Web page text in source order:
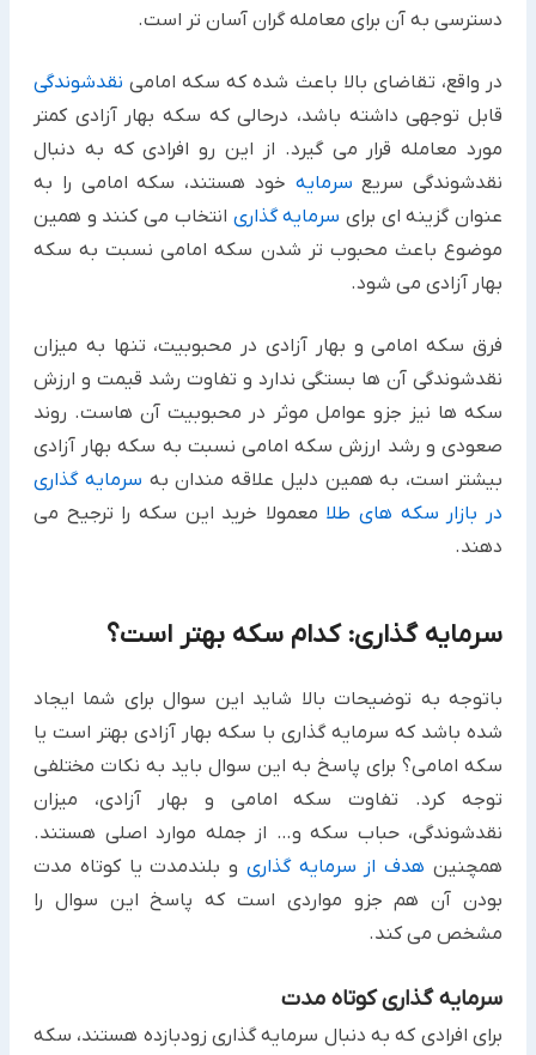
دسترسی به آن برای معامله گران آسان تر است.
در واقع، تقاضای بالا باعث شده که سکه امامی نقدشوندگی
قابل توجهی داشته باشد، درحالی که سکه بهار آزادی کمتر
مورد معامله قرار می گیرد. از این رو افرادی که به دنبال
نقدشوندگی سریع سرمایه خود هستند، سکه امامی را به
عنوان گزینه ای برای سرمایه گذاری انتخاب می کنند و همین
موضوع باعث محبوب تر شدن سکه امامی نسبت به سکه
بهار آزادی می شود.
فرق سکه امامی و بهار آزادی در محبوبیت، تنها به میزان
نقدشوندگی آن ها بستگی ندارد و تفاوت رشد قیمت و ارزش
سکه ها نیز جزو عوامل موثر در محبوبیت آن هاست. روند
صعودی و رشد ارزش سکه امامی نسبت به سکه بهار آزادی
بیشتر است، به همین دلیل علاقه مندان به سرمایه گذاری
در بازار سکه های طلا معمولا خرید این سکه را ترجیح می
دهند.
سرمایه گذاری: کدام سکه بهتر است؟
باتوجه به توضیحات بالا شاید این سوال برای شما ایجاد
شده باشد که سرمایه گذاری با سکه بهار آزادی بهتر است یا
سکه امامی؟ برای پاسخ به این سوال باید به نکات مختلفی
توجه کرد. تفاوت سکه امامی و بهار آزادی، میزان
نقدشوندگی، حباب سکه و… از جمله موارد اصلی هستند.
همچنین هدف از سرمایه گذاری و بلندمدت یا کوتاه مدت
بودن آن هم جزو مواردی است که پاسخ این سوال را
مشخص می کند.
سرمایه گذاری کوتاه مدت
برای افرادی که به دنبال سرمایه گذاری زودبازده هستند، سکه